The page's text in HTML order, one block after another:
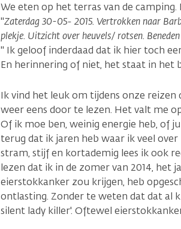
We eten op het terras van de
"Zaterdag 30-05- 2015. Vertrokken naar
plekje. Uitzicht over heuvels/ rotsen.
" Ik geloof inderdaad dat ik hier toch
En herinnering of niet, het staat in het
Ik vind het leuk om tijdens onze reizen
weer eens door te lezen. Het valt me
Of ik moe ben, weinig energie heb, of
terug dat ik jaren heb waar ik veel
stram, stijf en kortademig lees ik ook
lezen dat ik in de zomer van 2014, het
eierstokkanker zou krijgen, heb
ontlasting. Zonder te weten dat dat al
silent lady killer'. Oftewel